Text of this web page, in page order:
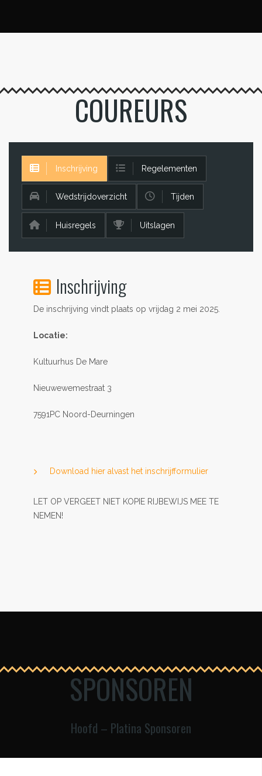
COUREURS
Inschrijving Regelementen
Wedstrijdoverzicht Tijden
Huisregels Uitslagen
Inschrijving
De inschrijving vindt plaats op vrijdag 2 mei 2025.
Locatie:
Kultuurhus De Mare
Nieuwewemestraat 3
7591PC Noord-Deurningen
Download hier alvast het inschrijfformulier
LET OP VERGEET NIET KOPIE RIJBEWIJS MEE TE
NEMEN!
SPONSOREN
Hoofd – Platina Sponsoren